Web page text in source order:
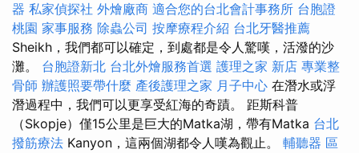
器 私家偵探社 外燴廠商 適合您的台北會計事務所 台胞證
桃園 家事服務 除蟲公司 按摩療程介紹 台北牙醫推薦
Sheikh，我們都可以確定，到處都是令人驚嘆，活潑的沙
灘。 台胞證新北 台北外燴服務首選 護理之家 新店 專業整
骨師 辦護照要帶什麼 產後護理之家 月子中心 在潛水或浮
潛過程中，我們可以更享受紅海的奇蹟。 距斯科普
（Skopje）僅15公里是巨大的Matka湖，帶有Matka 台北
撥筋療法 Kanyon，這兩個湖都令人嘆為觀止。 輔聽器 區